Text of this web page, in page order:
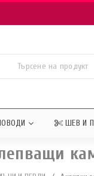
ШЕВ И